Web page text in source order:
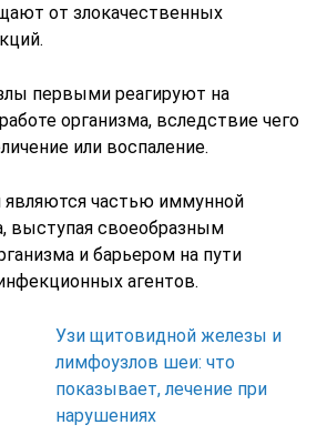
от злокачественных
первыми реагируют на
организма, вследствие чего
или воспаление.
являются частью иммунной
выступая своеобразным
и барьером на пути
агентов.
Узи щитовидной железы и
лимфоузлов шеи: что
показывает, лечение при
нарушениях